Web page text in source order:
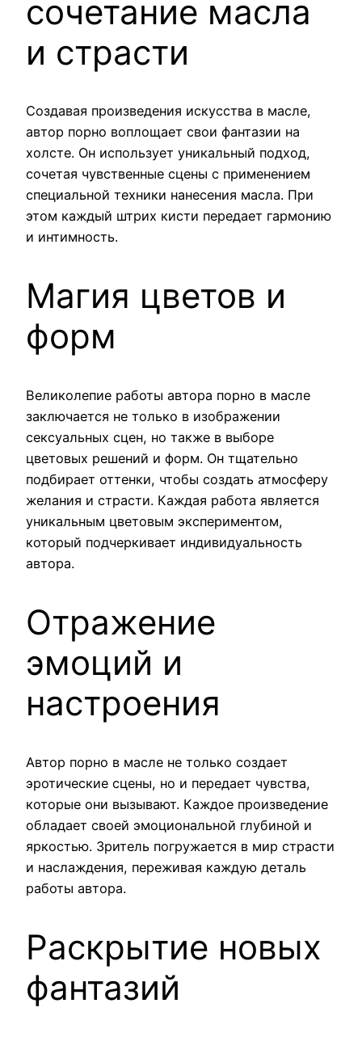
сочетание масла
и страсти
Создавая произведения искусства в масле,
автор порно воплощает свои фантазии на
холсте. Он использует уникальный подход,
сочетая чувственные сцены с применением
специальной техники нанесения масла. При
этом каждый штрих кисти передает гармонию
и интимность.
Магия цветов и
форм
Великолепие работы автора порно в масле
заключается не только в изображении
сексуальных сцен, но также в выборе
цветовых решений и форм. Он тщательно
подбирает оттенки, чтобы создать атмосферу
желания и страсти. Каждая работа является
уникальным цветовым экспериментом,
который подчеркивает индивидуальность
автора.
Отражение
эмоций и
настроения
Автор порно в масле не только создает
эротические сцены, но и передает чувства,
которые они вызывают. Каждое произведение
обладает своей эмоциональной глубиной и
яркостью. Зритель погружается в мир страсти
и наслаждения, переживая каждую деталь
работы автора.
Раскрытие новых
фантазий